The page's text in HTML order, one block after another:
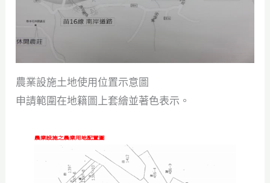
農業設施土地使用位置示意圖
申請範圍在地籍圖上套繪並著色表示。